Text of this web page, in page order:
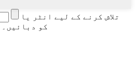
تلاش کرنے کے لیے انٹر یا
بند کرنے کے لیے ESC کو دبائیں۔